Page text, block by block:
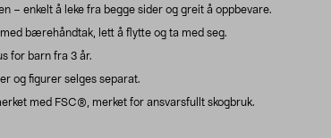
– enkelt å leke fra begge sider og greit å oppbevare.
med bærehåndtak, lett å flytte og ta med seg.
for barn fra 3 år.
og figurer selges separat.
med FSC®, merket for ansvarsfullt skogbruk.